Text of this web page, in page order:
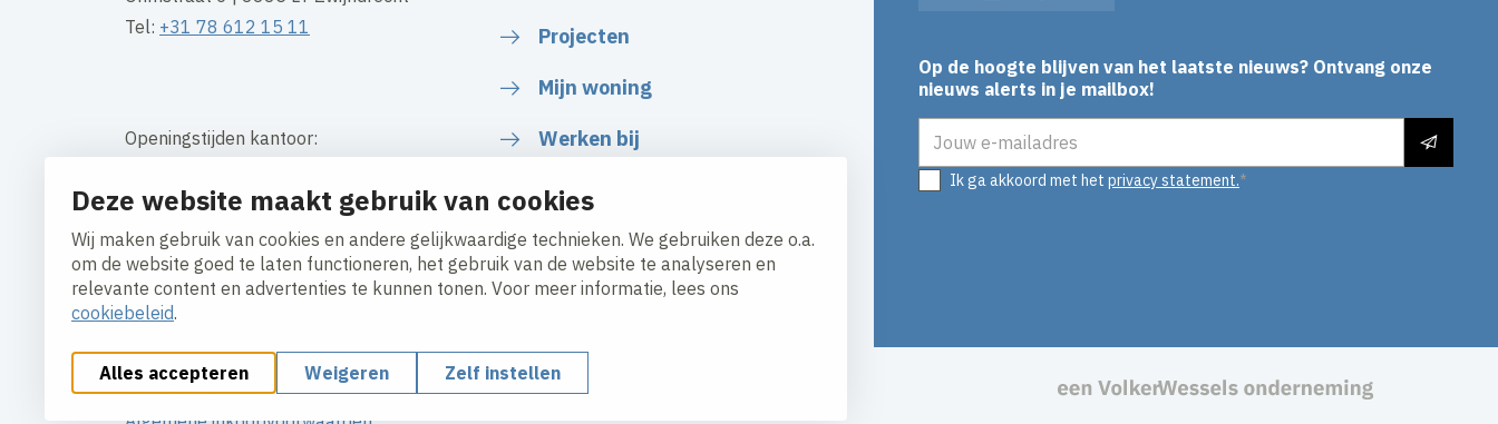
Deze website maakt gebruik van cookies
Wij maken gebruik van cookies en andere gelijkwaardige technieken. We gebruiken deze o.a.
om de website goed te laten functioneren, het gebruik van de website te analyseren en
relevante content en advertenties te kunnen tonen. Voor meer informatie, lees ons
cookiebeleid.
Alles accepteren Weigeren Zelf instellen
Tel: +31 78 612 15 11
Openingstijden kantoor:
Contact
Projecten
Mijn woning
Werken bij
Naar het serviceformulier
Op de hoogte blijven van het laatste nieuws? Ontvang onze
nieuws alerts in je mailbox!
Ik ga akkoord met het privacy statement.
Cookies aanpassenCookie beleidPrivacy policyResponsible disclosure